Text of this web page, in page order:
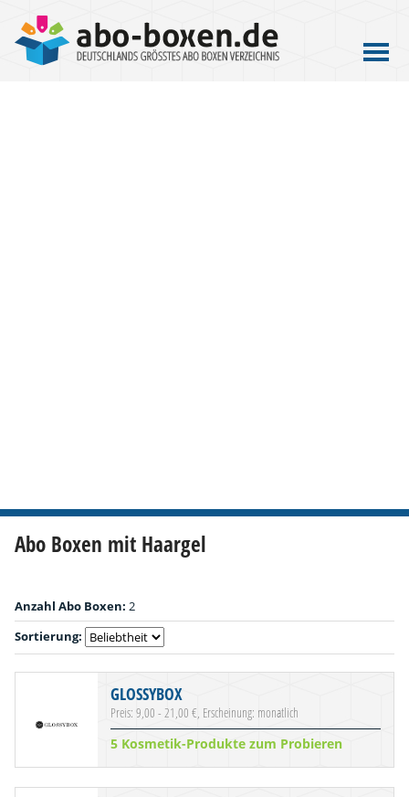
Abo Boxen mit Haargel
Anzahl Abo Boxen: 2
Sortierung:
GLOSSYBOX
Preis: 9,00 - 21,00 €, Erscheinung: monatlich
5 Kosmetik-Produkte zum Probieren